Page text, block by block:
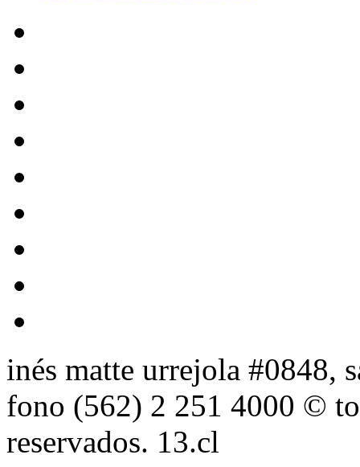
inés matte urrejola #0848,
fono (562) 2 251 4000 ©
reservados. 13.cl